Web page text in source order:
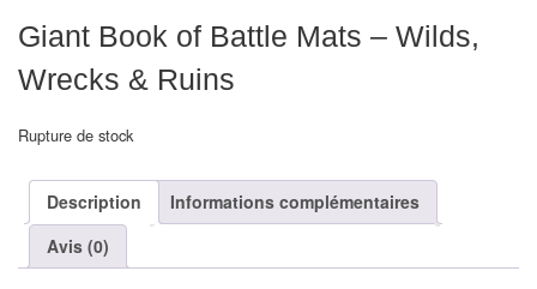
Pendules
pour
aveugles
Logiciels
d'échecs
Giant Book of Battle Mats – Wilds,
Wrecks & Ruins
Rupture de stock
Description
Informations complémentaires
Avis (0)